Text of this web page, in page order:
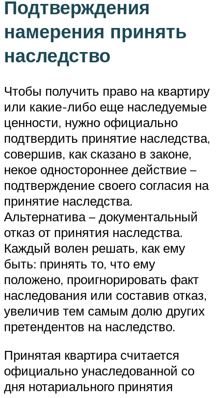
Подтверждения
намерения принять
наследство
Чтобы получить право на квартиру
или какие-либо еще наследуемые
ценности, нужно официально
подтвердить принятие наследства,
совершив, как сказано в законе,
некое одностороннее действие –
подтверждение своего согласия на
принятие наследства.
Альтернатива – документальный
отказ от принятия наследства.
Каждый волен решать, как ему
быть: принять то, что ему
положено, проигнорировать факт
наследования или составив отказ,
увеличив тем самым долю других
претендентов на наследство.
Принятая квартира считается
официально унаследованной со
дня нотариального принятия